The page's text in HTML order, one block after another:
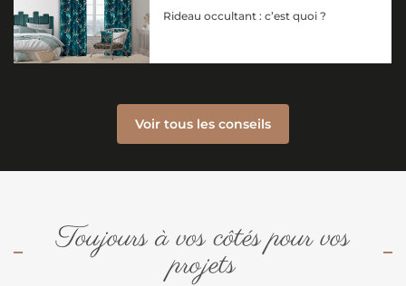
Rideau occultant : c’est quoi ?
Voir tous les conseils
Toujours à vos côtés pour vos
projets